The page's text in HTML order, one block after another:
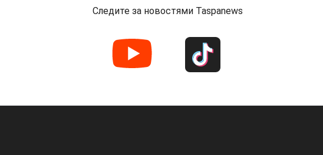
Следите за новостями Taspanews